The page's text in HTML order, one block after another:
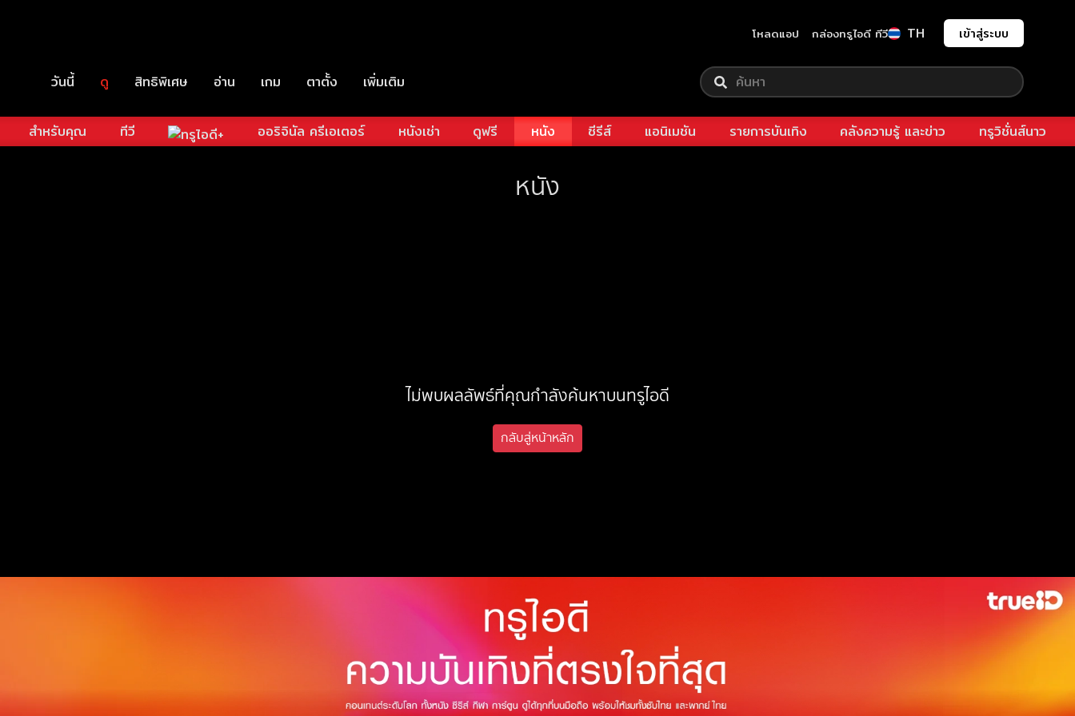
โหลดแอป กล่องทรูไอดี ทีวี TH เข้าสู่ระบบ
วันนี้ ดู สิทธิพิเศษ อ่าน เกม ตาตั้ง เพิ่มเติม
สำหรับคุณ ทีวี ออริจินัล ครีเอเตอร์ หนังเช่า ดูฟรี หนัง ซีรีส์ แอนิเมชัน รายการบันเทิง คลังความรู้ และข่าว ทรูวิชั่นส์นาว
หนัง
ไม่พบผลลัพธ์ที่คุณกำลังค้นหาบนทรูไอดี
กลับสู่หน้าหลัก